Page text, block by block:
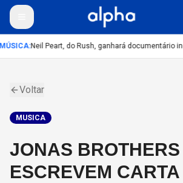
:Neil Peart, do Rush, ganhará documentário
Voltar
MUSICA
JONAS BROTHERS
ESCREVEM CARTA